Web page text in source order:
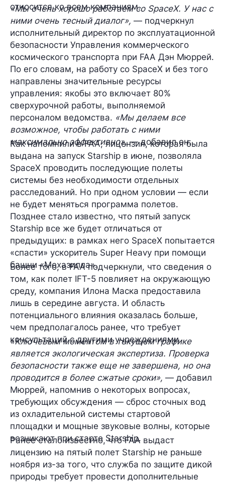
относится ко всем компаниям.
«Мы очень хорошо работаем со SpaceX. У нас с
ними очень тесный диалог», — подчеркнул
исполнительный директор по эксплуатационной
безопасности Управления коммерческого
космического транспорта при FAA Дэн Мюррей.
По его словам, на работу со SpaceX и без того
направлены значительные ресурсы
управления: якобы это включает 80%
сверхурочной работы, выполняемой
персоналом ведомства. «Мы делаем все
возможное, чтобы работать с ними
максимально эффективно»,— добавил он.
Как напомнили в FAA, лицензия, которая была
выдана на запуск Starship в июне, позволяла
SpaceX проводить последующие полеты
системы без необходимости отдельных
расследований. Но при одном условии — если
не будет меняться программа полетов.
Позднее стало известно, что пятый запуск
Starship все же будет отличаться от
предыдущих: в рамках него SpaceX попытается
«спасти» ускоритель Super Heavy при помощи
башни «Мехазилла».
Более того, в FAA подчеркнули, что сведения о
том, как полет IFT-5 повлияет на окружающую
среду, компания Илона Маска предоставила
лишь в середине августа. И область
потенциального влияния оказалась больше,
чем предполагалось ранее, что требует
консультаций с другими учреждениями.
«Ключевым моментом в текущем графике
является экологическая экспертиза. Проверка
безопасности также еще не завершена, но она
проводится в более сжатые сроки», — добавил
Мюррей, напомнив о некоторых вопросах,
требующих обсуждения — сброс сточных вод
из охладительной системы стартовой
площадки и мощные звуковые волны, которые
возникают при старте Starship.
Ранее стало известно, что FAA выдаст
лицензию на пятый полет Starship не раньше
ноября из-за того, что служба по защите дикой
природы требует провести дополнительные